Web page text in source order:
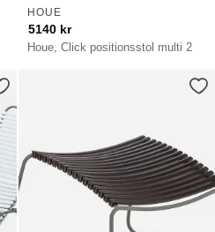
Houe, Click positionsstol multi 2
HOUE
5140 kr